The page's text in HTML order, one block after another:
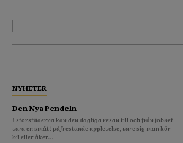
NYHETER
Den Nya Pendeln
I storstäderna kan den dagliga resan till och från jobbet
vara en smått påfrestande upplevelse, vare sig man kör
bil eller åker...